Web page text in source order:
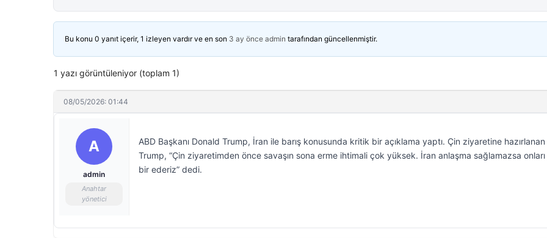
Bu konu 0 yanıt içerir, 1 izleyen vardır ve en son 3 ay önce admin tarafından güncellenmiştir.
1 yazı görüntüleniyor (toplam 1)
08/05/2026: 01:44
A
admin
Anahtar
yönetici
ABD Başkanı Donald Trump, İran ile barış konusunda kritik bir açıklama yaptı. Çin ziyaretine hazırlanan
Trump, “Çin ziyaretimden önce savaşın sona erme ihtimali çok yüksek. İran anlaşma sağlamazsa
bir ederiz” dedi.